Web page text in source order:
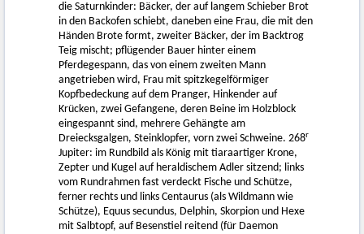
die Saturnkinder: Bäcker, der auf langem Schieber Brot
in den Backofen schiebt, daneben eine Frau, die mit den
Händen Brote formt, zweiter Bäcker, der im Backtrog
Teig mischt; pflügender Bauer hinter einem
Pferdegespann, das von einem zweiten Mann
angetrieben wird, Frau mit spitzkegelförmiger
Kopfbedeckung auf dem Pranger, Hinkender auf
Krücken, zwei Gefangene, deren Beine im Holzblock
eingespannt sind, mehrere Gehängte am
Dreiecksgalgen, Steinklopfer, vorn zwei Schweine. 268r
Jupiter: im Rundbild als König mit tiaraartiger Krone,
Zepter und Kugel auf heraldischem Adler sitzend; links
vom Rundrahmen fast verdeckt Fische und Schütze,
ferner rechts und links Centaurus (als Wildmann wie
Schütze), Equus secundus, Delphin, Skorpion und Hexe
mit Salbtopf, auf Besenstiel reitend (für Daemon